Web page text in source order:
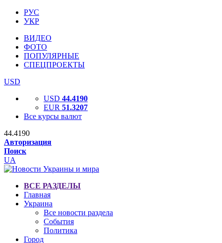
РУС
УКР
ВИДЕО
ФОТО
ПОПУЛЯРНЫЕ
СПЕЦПРОЕКТЫ
USD
USD 44.4190
EUR 51.3207
Все курсы валют
44.4190
Авторизация
Поиск
UA
ВСЕ РАЗДЕЛЫ
Главная
Украина
Все новости раздела
События
Политика
Город